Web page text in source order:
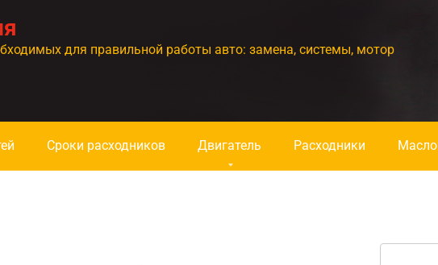
для правильной работы авто: замена, системы, мотор
Сроки расходников Двигатель Расходники Масло